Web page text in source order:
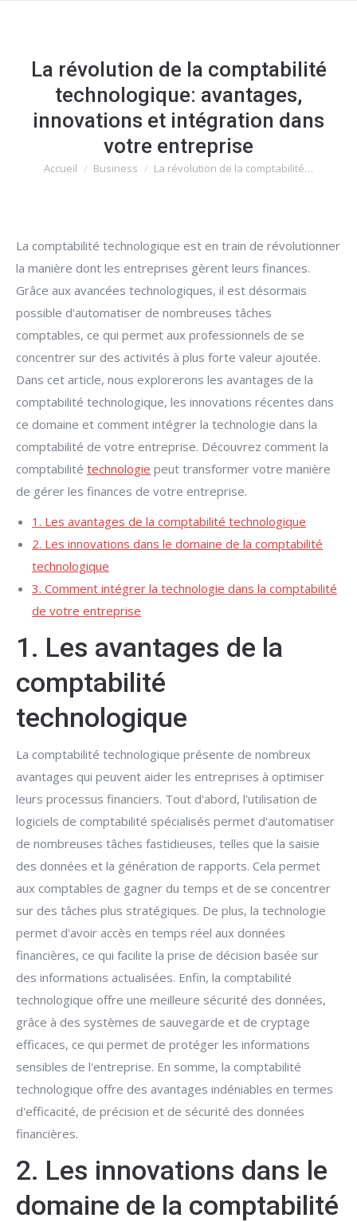
La révolution de la comptabilité
technologique: avantages,
innovations et intégration dans
votre entreprise
Vous êtes ici :
Accueil Business La révolution de la comptabilité…
La comptabilité technologique est en train de révolutionner
la manière dont les entreprises gèrent leurs finances.
Grâce aux avancées technologiques, il est désormais
possible d'automatiser de nombreuses tâches
comptables, ce qui permet aux professionnels de se
concentrer sur des activités à plus forte valeur ajoutée.
Dans cet article, nous explorerons les avantages de la
comptabilité technologique, les innovations récentes dans
ce domaine et comment intégrer la technologie dans la
comptabilité de votre entreprise. Découvrez comment la
comptabilité technologie peut transformer votre manière
de gérer les finances de votre entreprise.
1. Les avantages de la comptabilité technologique
2. Les innovations dans le domaine de la comptabilité
technologique
3. Comment intégrer la technologie dans la comptabilité
de votre entreprise
1. Les avantages de la
comptabilité
technologique
La comptabilité technologique présente de nombreux
avantages qui peuvent aider les entreprises à optimiser
leurs processus financiers. Tout d'abord, l'utilisation de
logiciels de comptabilité spécialisés permet d'automatiser
de nombreuses tâches fastidieuses, telles que la saisie
des données et la génération de rapports. Cela permet
aux comptables de gagner du temps et de se concentrer
sur des tâches plus stratégiques. De plus, la technologie
permet d'avoir accès en temps réel aux données
financières, ce qui facilite la prise de décision basée sur
des informations actualisées. Enfin, la comptabilité
technologique offre une meilleure sécurité des données,
grâce à des systèmes de sauvegarde et de cryptage
efficaces, ce qui permet de protéger les informations
sensibles de l'entreprise. En somme, la comptabilité
technologique offre des avantages indéniables en termes
d'efficacité, de précision et de sécurité des données
financières.
2. Les innovations dans le
domaine de la comptabilité